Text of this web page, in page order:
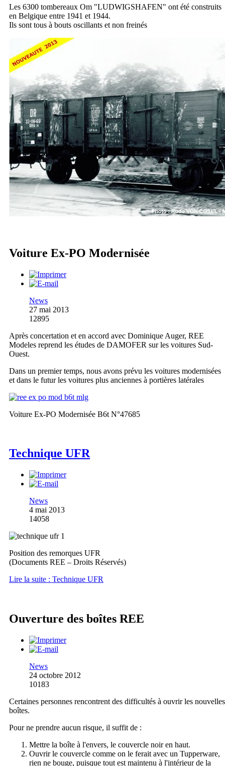
Les 6300 tombereaux Om "LUDWIGSHAFEN" ont été construits
en Belgique entre 1941 et 1944.
Ils sont tous à bouts oscillants et non freinés
Voiture Ex-PO Modernisée
News
27 mai 2013
12895
Après concertation et en accord avec Dominique Auger, REE
Modeles reprend les études de DAMOFER sur les voitures Sud-
Ouest.
Dans un premier temps, nous avons prévu les voitures modernisées
et dans le futur les voitures plus anciennes à portières latérales
Voiture Ex-PO Modernisée B6t N°47685
Technique UFR
News
4 mai 2013
14058
Position des remorques UFR
(Documents REE – Droits Réservés)
Lire la suite : Technique UFR
Ouverture des boîtes REE
News
24 octobre 2012
10183
Certaines personnes rencontrent des difficultés à ouvrir les nouvelles
boîtes.
Pour ne prendre aucun risque, il suffit de :
Mettre la boîte à l'envers, le couvercle noir en haut.
Ouvrir le couvercle comme on le ferait avec un Tupperware,
rien ne bouge, puisque tout est maintenu à l'intérieur de la